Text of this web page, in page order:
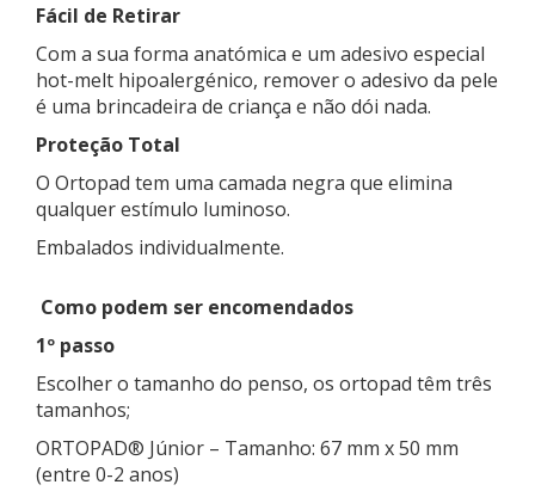
Fácil de Retirar
Com a sua forma anatómica e um adesivo especial
hot-melt hipoalergénico, remover o adesivo da pele
é uma brincadeira de criança e não dói nada.
Proteção Total
O Ortopad tem uma camada negra que elimina
qualquer estímulo luminoso.
Embalados individualmente.
Como podem ser encomendados
1º passo
Escolher o tamanho do penso, os ortopad têm três
tamanhos;
ORTOPAD® Júnior – Tamanho: 67 mm x 50 mm
(entre 0-2 anos)